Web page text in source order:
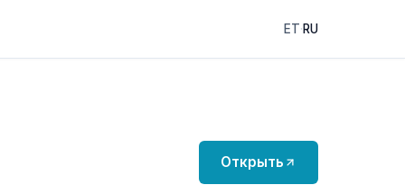
ET·RU
Открыть